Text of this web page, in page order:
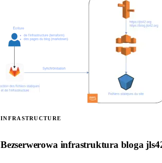
INFRASTRUCTURE
Bezserwerowa infrastruktura bloga